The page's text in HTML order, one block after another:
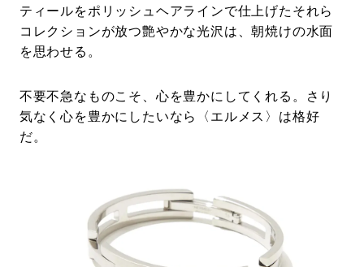
ティールをポリッシュヘアラインで仕上げたそれら
コレクションが放つ艶やかな光沢は、朝焼けの水面
を思わせる。
不要不急なものこそ、心を豊かにしてくれる。さり
気なく心を豊かにしたいなら〈エルメス〉は格好
だ。